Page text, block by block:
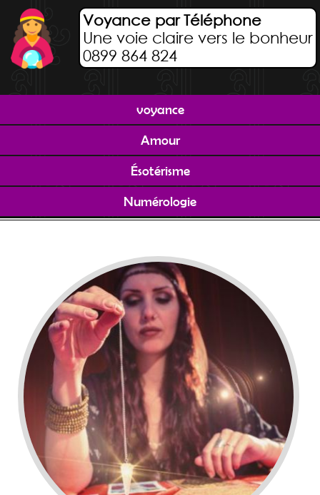
Voyance par Téléphone
Une voie claire vers le bonheur
0899 864 824
voyance
Amour
Ésotérisme
Numérologie